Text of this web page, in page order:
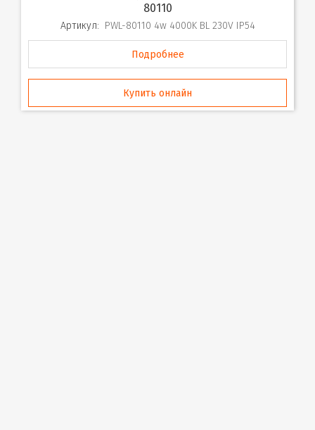
80110
Артикул: PWL-80110 4w 4000K BL 230V IP54
Подробнее
Купить онлайн